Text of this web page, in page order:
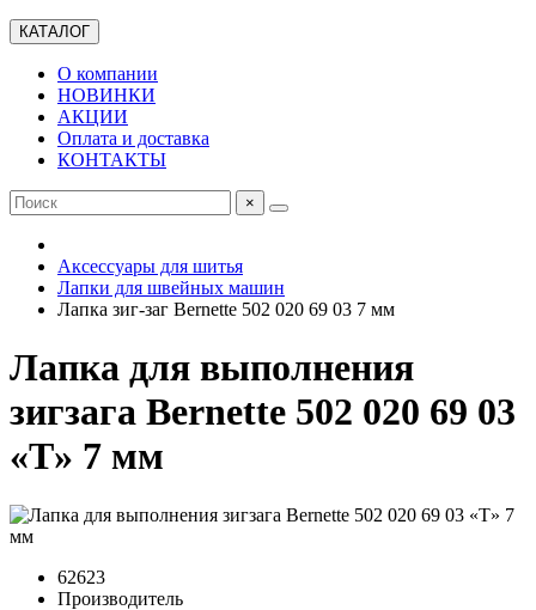
КАТАЛОГ
О компании
НОВИНКИ
АКЦИИ
Оплата и доставка
КОНТАКТЫ
×
Аксессуары для шитья
Лапки для швейных машин
Лапка зиг-заг Bernette 502 020 69 03 7 мм
Лапка для выполнения
зигзага Bernette 502 020 69 03
«T» 7 мм
62623
Производитель